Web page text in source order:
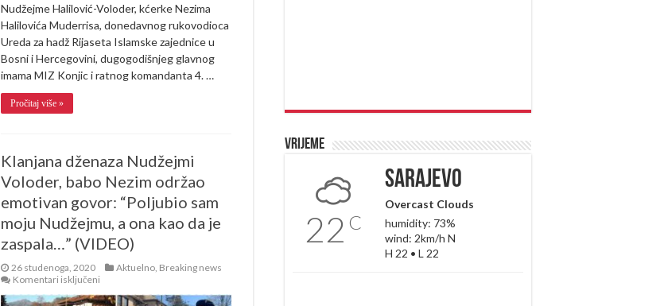
Nudžejme Halilović-Voloder, kćerke Nezima
Halilovića Muderrisa, donedavnog rukovodioca
Ureda za hadž Rijaseta Islamske zajednice u
Bosni i Hercegovini, dugogodišnjeg glavnog
imama MIZ Konjic i ratnog komandanta 4. …
Pročitaj više »
Klanjana dženaza Nudžejmi
Voloder, babo Nezim održao
emotivan govor: “Poljubio sam
moju Nudžejmu, a ona kao da je
zaspala…” (VIDEO)
26 studenoga, 2020 Aktuelno, Breaking news
Komentari isključeni
dženaza
Vrijeme
22 C
Sarajevo
Overcast Clouds
humidity: 73%
wind: 2km/h N
H 22 • L 22